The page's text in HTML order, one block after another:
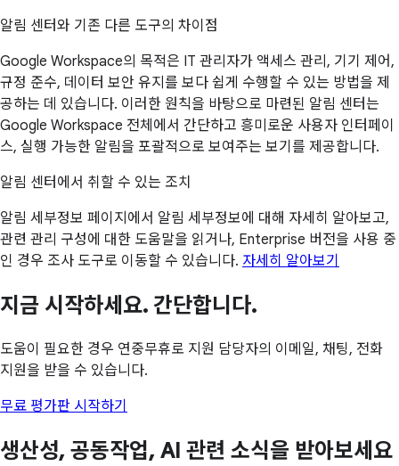
알림 센터와 기존 다른 도구의 차이점
Google Workspace의 목적은 IT 관리자가 액세스 관리, 기기 제어,
규정 준수, 데이터 보안 유지를 보다 쉽게 수행할 수 있는 방법을 제
공하는 데 있습니다. 이러한 원칙을 바탕으로 마련된 알림 센터는
Google Workspace 전체에서 간단하고 흥미로운 사용자 인터페이
스, 실행 가능한 알림을 포괄적으로 보여주는 보기를 제공합니다.
알림 센터에서 취할 수 있는 조치
알림 세부정보 페이지에서 알림 세부정보에 대해 자세히 알아보고,
관련 관리 구성에 대한 도움말을 읽거나, Enterprise 버전을 사용 중
인 경우 조사 도구로 이동할 수 있습니다. 자세히 알아보기
지금 시작하세요. 간단합니다.
도움이 필요한 경우 연중무휴로 지원 담당자의 이메일, 채팅, 전화
지원을 받을 수 있습니다.
무료 평가판 시작하기
생산성, 공동작업, AI 관련 소식을 받아보세요